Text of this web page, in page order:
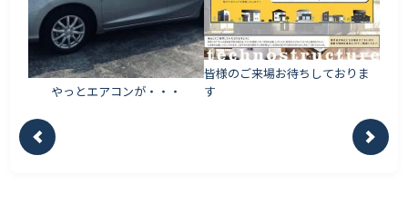
やっとエアコンが・・・
皆様のご来場お待ちしておりま
す